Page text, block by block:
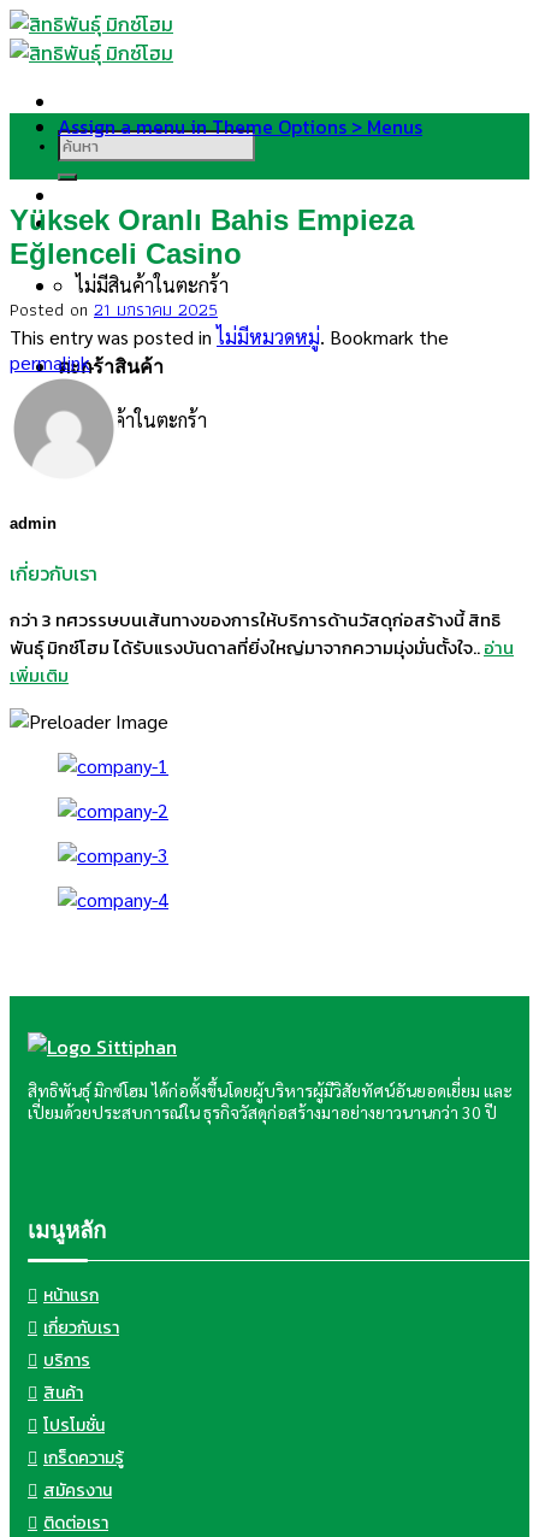
Skip
to
ค้นหา:
ไม่มีสินค้าในตะกร้า
ตะกร้าสินค้า
ไม่มีสินค้าในตะกร้า
Assign a menu in Theme Options > Menus
Yüksek Oranlı Bahis Empieza
Eğlenceli Casino
Posted on 21 มกราคม 2025
This entry was posted inไม่มีหมวดหมู่. Bookmark the
permalink.
admin
เกี่ยวกับเรา
กว่า 3 ทศวรรษบนเส้นทางของการให้บริการด้านวัสดุก่อสร้างนี้ สิทธิ
พันธุ์ มิกซ์โฮม ได้รับแรงบันดาลที่ยิ่งใหญ่มาจากความมุ่งมั่นตั้งใจ..อ่าน
เพิ่มเติม
สิทธิพันธุ์ มิกซ์โฮม ได้ก่อตั้งขึ้นโดยผู้บริหารผู้มีวิสัยทัศน์อันยอดเยี่ยม และ
เปี่ยมด้วยประสบการณ์ใน ธุรกิจวัสดุก่อสร้างมาอย่างยาวนานกว่า 30 ปี
เมนูหลัก
หน้าแรก
เกี่ยวกับเรา
บริการ
สินค้า
โปรโมชั่น
เกร็ดความรู้
สมัครงาน
ติดต่อเรา